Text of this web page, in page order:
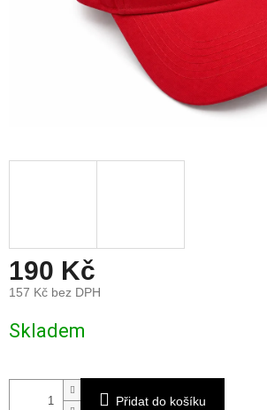
190 Kč
157 Kč bez DPH
cena:
Skladem
Přidat do košíku